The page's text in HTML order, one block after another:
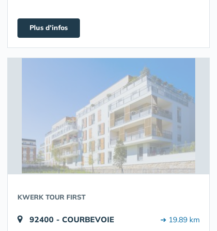
Plus d'infos
KWERK TOUR FIRST
92400 - COURBEVOIE ➔ 19.89 km